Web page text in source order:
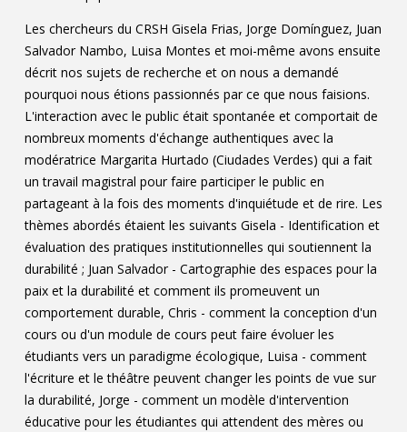
Les chercheurs du CRSH Gisela Frias, Jorge Domínguez, Juan
Salvador Nambo, Luisa Montes et moi-même avons ensuite
décrit nos sujets de recherche et on nous a demandé
pourquoi nous étions passionnés par ce que nous faisions.
L'interaction avec le public était spontanée et comportait de
nombreux moments d'échange authentiques avec la
modératrice Margarita Hurtado (Ciudades Verdes) qui a fait
un travail magistral pour faire participer le public en
partageant à la fois des moments d'inquiétude et de rire. Les
thèmes abordés étaient les suivants Gisela - Identification et
évaluation des pratiques institutionnelles qui soutiennent la
durabilité ; Juan Salvador - Cartographie des espaces pour la
paix et la durabilité et comment ils promeuvent un
comportement durable, Chris - comment la conception d'un
cours ou d'un module de cours peut faire évoluer les
étudiants vers un paradigme écologique, Luisa - comment
l'écriture et le théâtre peuvent changer les points de vue sur
la durabilité, Jorge - comment un modèle d'intervention
éducative pour les étudiantes qui attendent des mères ou